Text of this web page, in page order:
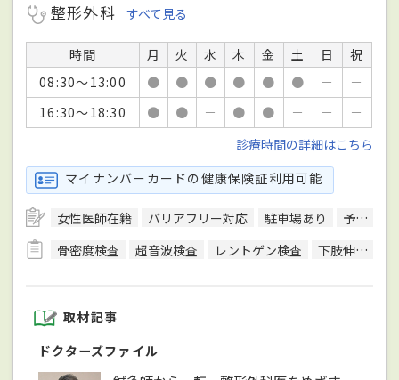
整形外科
すべて見る
時間 月 火 水 木 金 土 日
祝
08:30～13:00
● ● ● ● ● ● －
－
16:30～18:30
● ● － ● ● － －
－
診療時間の詳細はこちら
マイナンバーカードの健康保険証利用可能
女性医師在籍 バリアフリー対応 駐車場あり 予約可
骨密度検査
超音波検査 レントゲン検査 下肢伸展挙上試験
取材記事
ドクターズファイル